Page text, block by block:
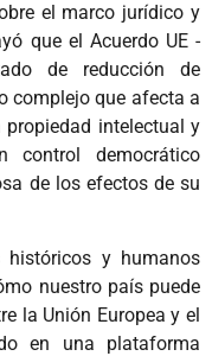
el marco jurídico y
que el Acuerdo UE -
de reducción de
complejo que afecta a
propiedad intelectual y
control democrático
de los efectos de su
y humanos
nuestro país puede
la Unión Europea y el
en una plataforma